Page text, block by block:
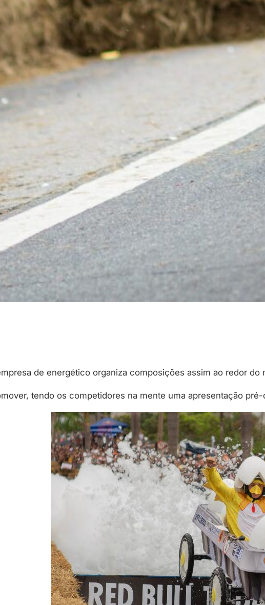
de energético organiza composições assim ao redor do
tendo os competidores na mente uma apresentação